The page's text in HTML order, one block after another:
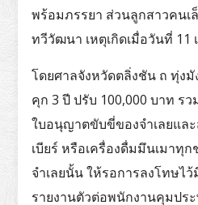
พร้อมภรรยา ส่วนลูกสาวคนเ
ทวีวัฒนา เหตุเกิดเมื่อวันที่ 11
โดยศาลจังหวัดตลิ่งชัน ถ ทุ่ง
คุก 3 ปี ปรับ 100,000 บาท ร
ใบอนุญาตขับขี่ของจำเลยแล
เบียร์ หรือเครื่องดื่มมึนเมาทุ
จำเลยนั้น ให้รอการลงโทษไ
รายงานตัวต่อพนักงานคุมปร